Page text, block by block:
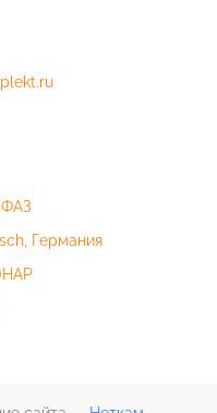
Германия